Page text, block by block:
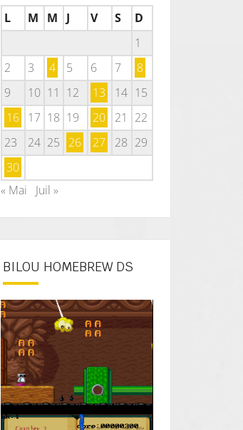
L
M M J V S
D
1
2
3 4 5 6 7
8
9
10 11 12 13 14 15
16 17 18 19 20 21
22
23
24 25 26 27 28 29
30
« Mai
Juil »
BILOU HOMEBREW DS